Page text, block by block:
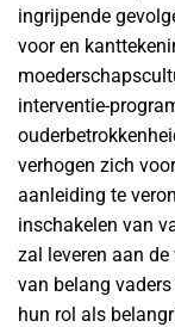
ingrijpende
voor en
interventie-
verhogen zich
aanleiding te
inschakelen van
zal leveren aan
van belang
hun rol als